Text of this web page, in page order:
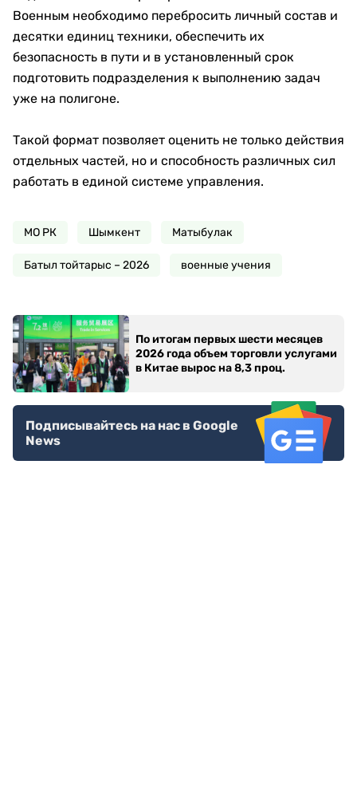
Военным необходимо перебросить личный состав и
десятки единиц техники, обеспечить их
безопасность в пути и в установленный срок
подготовить подразделения к выполнению задач
уже на полигоне.
Такой формат позволяет оценить не только действия
отдельных частей, но и способность различных сил
работать в единой системе управления.
МО РК Шымкент Матыбулак
Батыл тойтарыс – 2026 военные учения
По итогам первых шести месяцев
2026 года объем торговли услугами
в Китае вырос на 8,3 проц.
Подписывайтесь на нас в Google
News